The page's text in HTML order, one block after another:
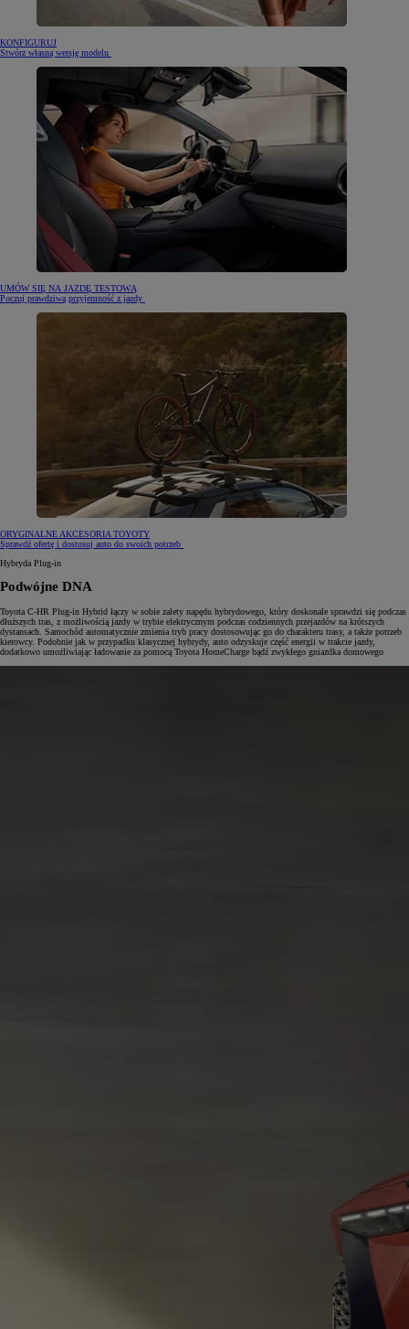
KONFIGURUJ
Stwórz własną wersję modelu
UMÓW SIĘ NA JAZDĘ TESTOWĄ
Poczuj prawdziwą przyjemność z jazdy
ORYGINALNE AKCESORIA TOYOTY
Sprawdź ofertę i dostosuj auto do swoich potrzeb
Hybryda Plug-in
Podwójne DNA
Toyota C-HR Plug-in Hybrid łączy w sobie zalety napędu hybrydowego, który doskonale sprawdzi się podczas
dłuższych tras, z możliwością jazdy w trybie elektrycznym podczas codziennych przejazdów na krótszych
dystansach. Samochód automatycznie zmienia tryb pracy dostosowując go do charakteru trasy, a także potrzeb
kierowcy. Podobnie jak w przypadku klasycznej hybrydy, auto odzyskuje część energii w trakcie jazdy,
dodatkowo umożliwiając ładowanie za pomocą Toyota HomeCharge bądź zwykłego gniazdka domowego